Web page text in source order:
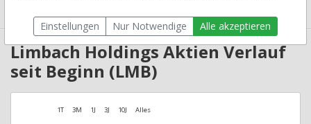
Limbach Holdings Aktien Verlauf
seit Beginn (LMB)
1T 3M 1J 3J 10J Alles
Einstellungen Nur Notwendige Alle akzeptieren